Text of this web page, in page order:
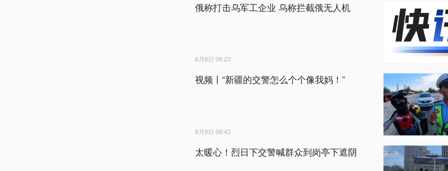
俄称打击乌军工企业 乌称拦截俄无人机
8月8日 06:23
视频丨“新疆的交警怎么个个像我妈！”
8月8日 08:42
太暖心！烈日下交警喊群众到岗亭下遮阴